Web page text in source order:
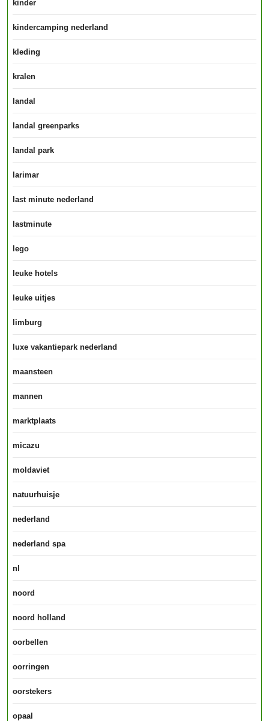
kinder
kindercamping nederland
kleding
kralen
landal
landal greenparks
landal park
larimar
last minute nederland
lastminute
lego
leuke hotels
leuke uitjes
limburg
luxe vakantiepark nederland
maansteen
mannen
marktplaats
micazu
moldaviet
natuurhuisje
nederland
nederland spa
nl
noord
noord holland
oorbellen
oorringen
oorstekers
opaal